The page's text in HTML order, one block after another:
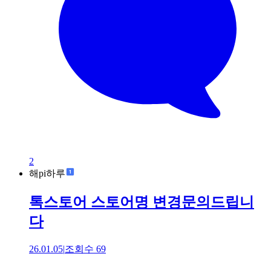
2
해pi하루
톡스토어 스토어명 변경문의드립니
다
26.01.05|조회수 69